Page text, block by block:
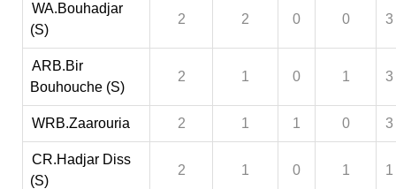
WA.Bouhadjar
(S)
2 2 0 0 3
ARB.Bir
Bouhouche (S)
2 1 0 1 3
WRB.Zaarouria 2 1 1 0 3
CR.Hadjar Diss
(S)
2 1 0 1 1